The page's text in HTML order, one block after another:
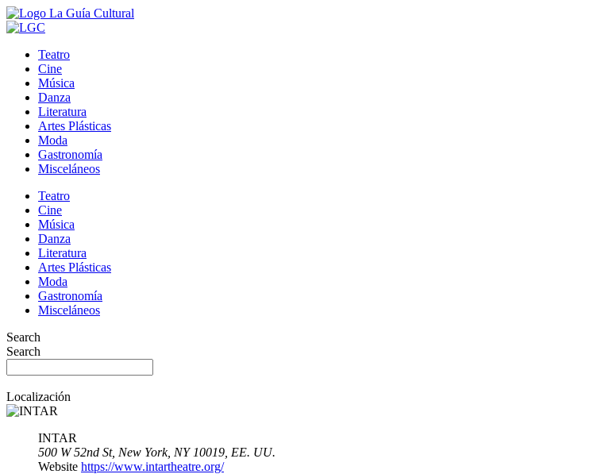
Teatro
Cine
Música
Danza
Literatura
Artes Plásticas
Moda
Gastronomía
Misceláneos
Teatro
Cine
Música
Danza
Literatura
Artes Plásticas
Moda
Gastronomía
Misceláneos
Search
Search
Localización
INTAR
500 W 52nd St, New York, NY 10019, EE. UU.
Website https://www.intartheatre.org/